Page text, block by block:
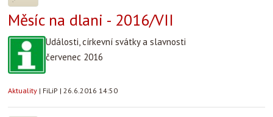
Měsíc na dlani - 2016/VII
Události, církevní svátky a slavnosti
červenec 2016
Aktuality | FiLiP | 26.6.2016 14:50